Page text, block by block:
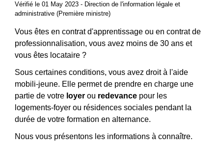
Vérifié le 01 May 2023 - Direction de l'information légale et
administrative (Première ministre)
Vous êtes en contrat d'apprentissage ou en contrat de
professionnalisation, vous avez moins de 30 ans et
vous êtes locataire ?
Sous certaines conditions, vous avez droit à l'aide
mobili-jeune. Elle permet de prendre en charge une
partie de votre loyer ou redevance pour les
logements-foyer ou résidences sociales pendant la
durée de votre formation en alternance.
Nous vous présentons les informations à connaître.